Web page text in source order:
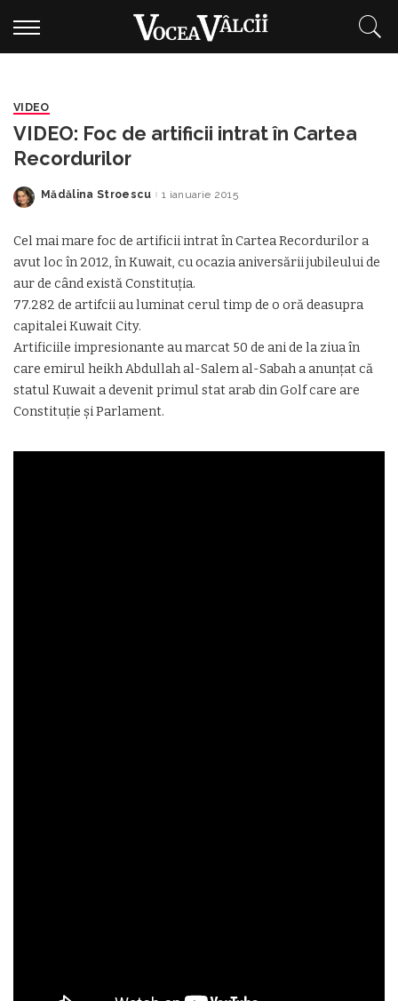
VIDEO
VIDEO: Foc de artificii intrat în Cartea
Recordurilor
Posted
Mădălina Stroescu 1 ianuarie 2015
Cel mai mare foc de artificii intrat în Cartea Recordurilor a
avut loc în 2012, în Kuwait, cu ocazia aniversării jubileului de
aur de când există Constituţia.
77.282 de artifcii au luminat cerul timp de o oră deasupra
capitalei Kuwait City.
Artificiile impresionante au marcat 50 de ani de la ziua în
care emirul heikh Abdullah al-Salem al-Sabah a anunţat că
statul Kuwait a devenit primul stat arab din Golf care are
Constituţie şi Parlament.